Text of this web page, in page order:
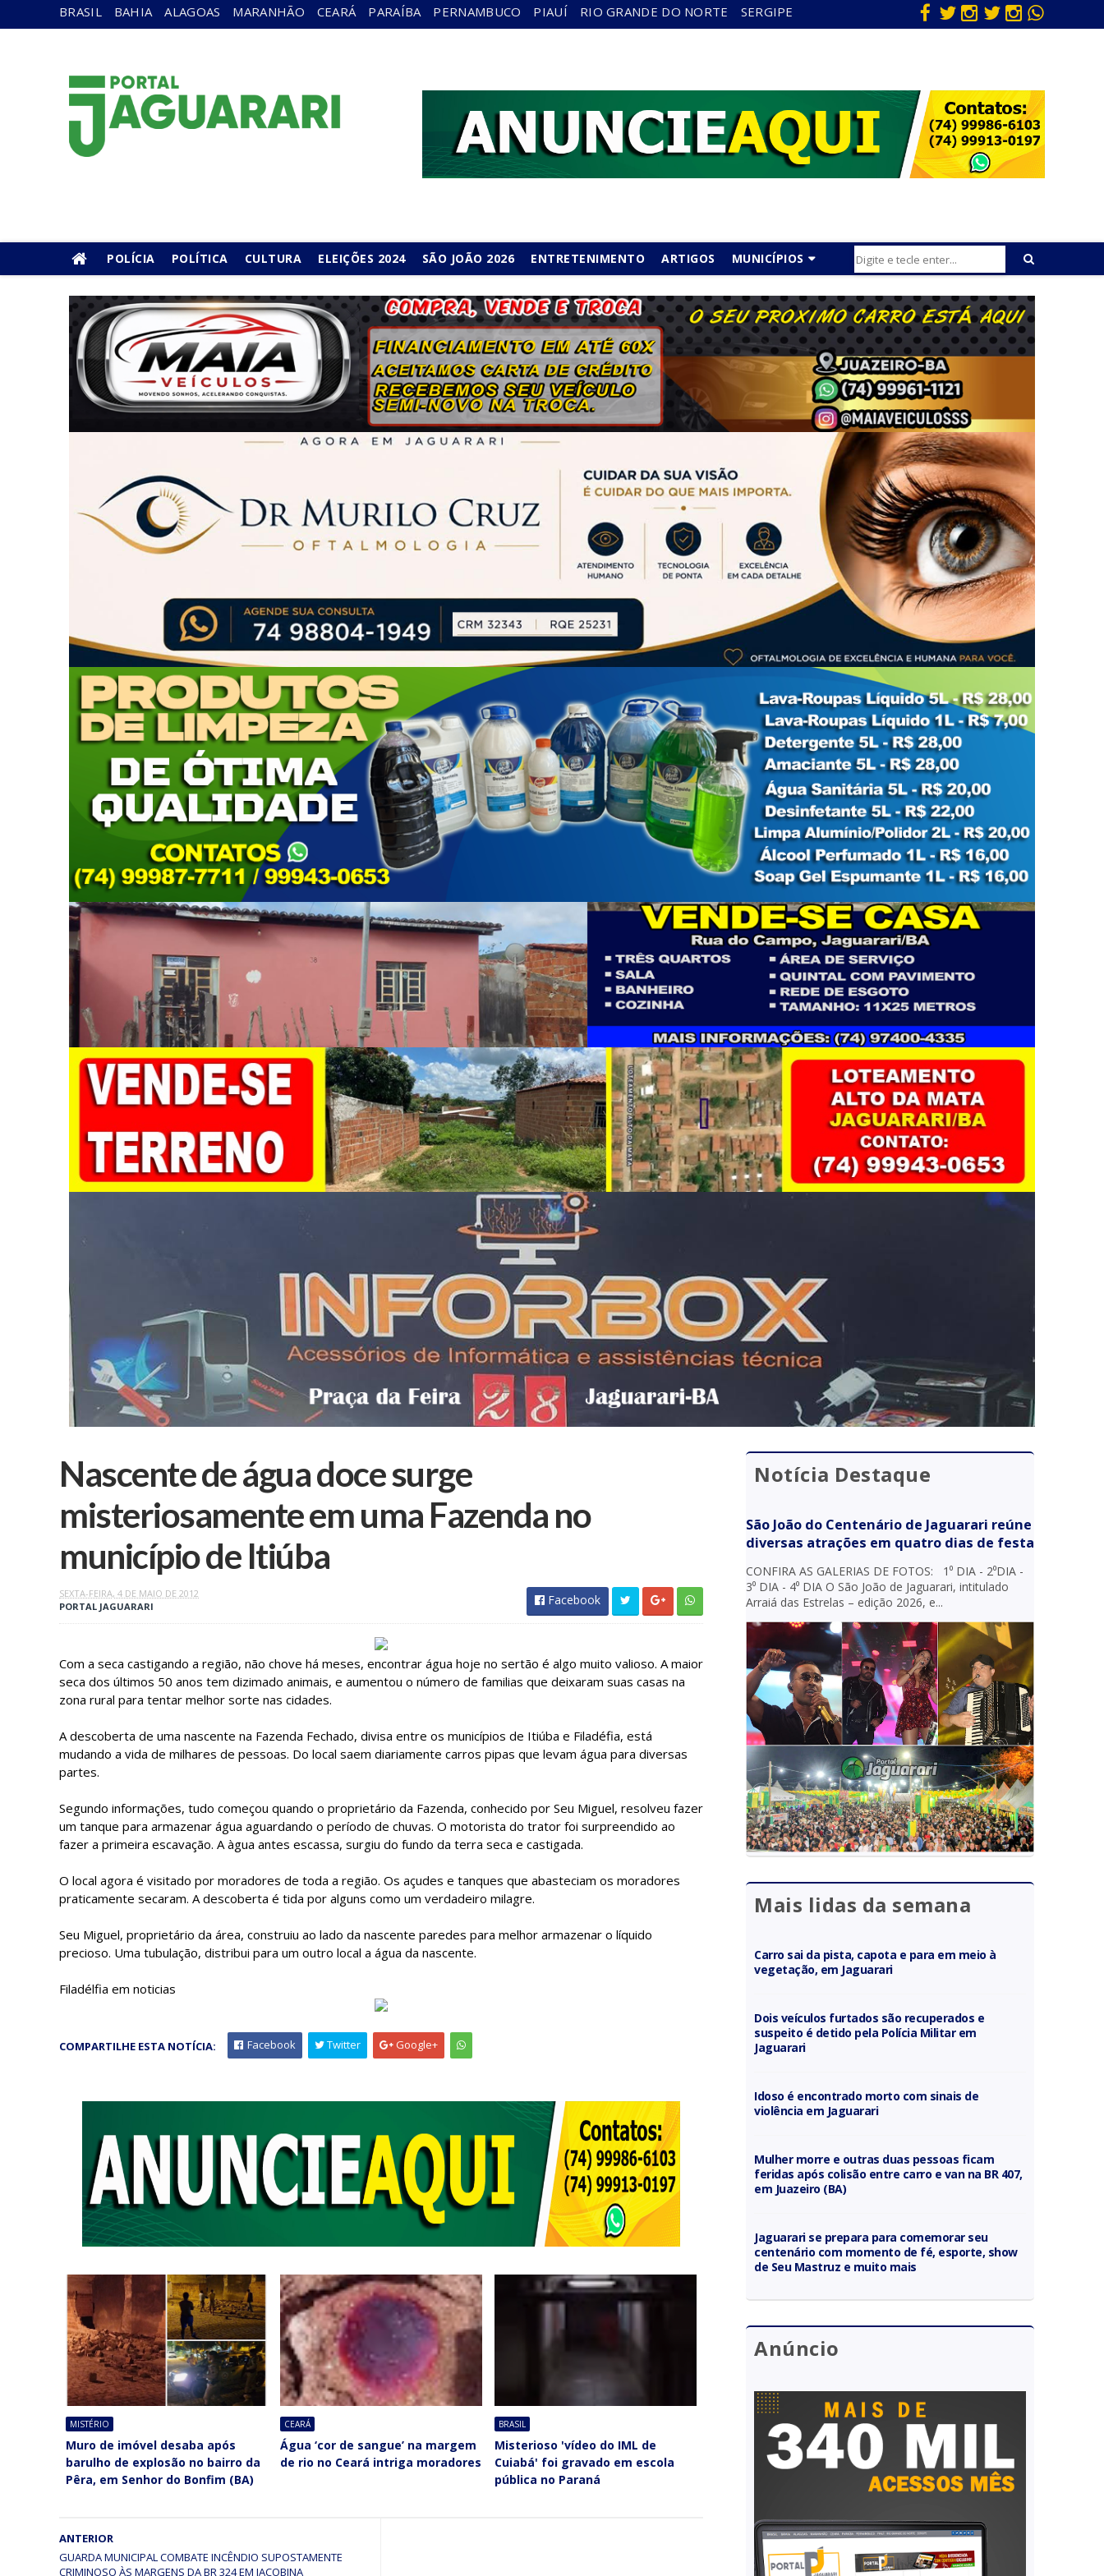
BRASIL BAHIA ALAGOAS MARANHÃO CEARÁ PARAÍBA PERNAMBUCO PIAUÍ RIO GRANDE DO NORTE SERGIPE
POLÍCIA POLÍTICA CULTURA ELEIÇÕES 2024 SÃO JOÃO 2026 ENTRETENIMENTO ARTIGOS MUNICÍPIOS
Nascente de água doce surge
misteriosamente em uma Fazenda no
município de Itiúba
SEXTA-FEIRA, 4 DE MAIO DE 2012
PORTAL JAGUARARI
Facebook
Com a seca castigando a região, não chove há meses, encontrar água hoje no sertão é algo muito valioso. A maior
seca dos últimos 50 anos tem dizimado animais, e aumentou o número de familias que deixaram suas casas na
zona rural para tentar melhor sorte nas cidades.
A descoberta de uma nascente na Fazenda Fechado, divisa entre os municípios de Itiúba e Filadéfia, está
mudando a vida de milhares de pessoas. Do local saem diariamente carros pipas que levam água para diversas
partes.
Segundo informações, tudo começou quando o proprietário da Fazenda, conhecido por Seu Miguel, resolveu fazer
um tanque para armazenar água aguardando o período de chuvas. O motorista do trator foi surpreendido ao
fazer a primeira escavação. A àgua antes escassa, surgiu do fundo da terra seca e castigada.
O local agora é visitado por moradores de toda a região. Os açudes e tanques que abasteciam os moradores
praticamente secaram. A descoberta é tida por alguns como um verdadeiro milagre.
Seu Miguel, proprietário da área, construiu ao lado da nascente paredes para melhor armazenar o líquido
precioso. Uma tubulação, distribui para um outro local a água da nascente.
Filadélfia em noticias
COMPARTILHE ESTA NOTÍCIA: Facebook Twitter Google+
MISTÉRIO
Muro de imóvel desaba após
barulho de explosão no bairro da
Pêra, em Senhor do Bonfim (BA)
CEARÁ
Água ‘cor de sangue’ na margem
de rio no Ceará intriga moradores
BRASIL
Misterioso 'vídeo do IML de
Cuiabá' foi gravado em escola
pública no Paraná
ANTERIOR
GUARDA MUNICIPAL COMBATE INCÊNDIO SUPOSTAMENTE
CRIMINOSO ÀS MARGENS DA BR 324 EM JACOBINA
Notícia Destaque
São João do Centenário de Jaguarari reúne
diversas atrações em quatro dias de festa
CONFIRA AS GALERIAS DE FOTOS: 1⁰ DIA - 2⁰DIA -
3⁰ DIA - 4⁰ DIA O São João de Jaguarari, intitulado
Arraiá das Estrelas – edição 2026, e...
Mais lidas da semana
Carro sai da pista, capota e para em meio à
vegetação, em Jaguarari
Dois veículos furtados são recuperados e
suspeito é detido pela Polícia Militar em
Jaguarari
Idoso é encontrado morto com sinais de
violência em Jaguarari
Mulher morre e outras duas pessoas ficam
feridas após colisão entre carro e van na BR 407,
em Juazeiro (BA)
Jaguarari se prepara para comemorar seu
centenário com momento de fé, esporte, show
de Seu Mastruz e muito mais
Anúncio